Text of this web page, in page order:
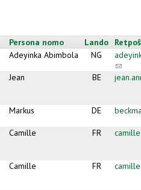
Persona nomo Lando
Adeyinka Abimbola NG
(link
sends
Jean BE
Markus DE
Camille FR
Camille FR